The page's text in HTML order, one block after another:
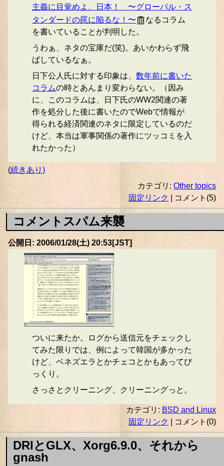
主義に目覚めよ、日本！ 〜グローバル・ス
タンダードの罠に陥るな！〜
なるコラム
を書いていることが判明した。
うわぁ、ネタの宝庫だ(笑)。あいかわらず飛
ばしているなぁ。
日下公人氏に対する印象は、 数年前に書いた
コラムの時とあんまり変わらない。（因み
に、このコラムは、日下氏のWW2関連の著
作を処分した後に書いたのでWebで情報が
得られる経済関連のネタに限定しているのだ
けど、本当は軍事関係の著作にツッコミを入
れたかった）
(続きあり)
カテゴリ: Other topics
固定リンク
| コメント(5)
コメントスパム来襲
公開日: 2006/01/28(土) 20:53[JST]
ついに来たか。ログから送信元をチェックし
てみた限りでは、例によって韓国が多かった
けど、ベネズエラとかチェコとかもあってび
っくり。
さっさとクリーニング、クリーニングっと。
カテゴリ: BSD and Linux
固定リンク
| コメント(0)
DRIとGLX、Xorg6.9.0、それから
gnash